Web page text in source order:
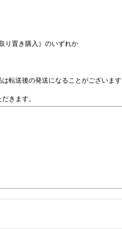
り置き購入）のいずれか
転送後の発送になることがございま
きます。